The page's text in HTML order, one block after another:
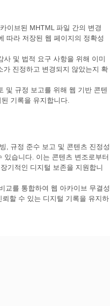
이브된 MHTML 파일 간의 변경
따라 저장된 웹 페이지의 정확성
사 및 법적 요구 사항을 위해 이미
가 진정하고 변경되지 않았는지 확
및 규정 보고를 위해 웹 기반 콘텐
기록을 유지합니다.
, 규정 준수 보고 및 콘텐츠 진정성
있습니다. 이는 콘텐츠 변조로부터
기적인 디지털 보존을 지원합니
교를 통합하여 웹 아카이브 무결성
할 수 있는 디지털 기록을 유지하